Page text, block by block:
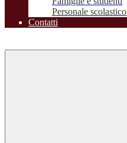
Personale scolastico
Contatti